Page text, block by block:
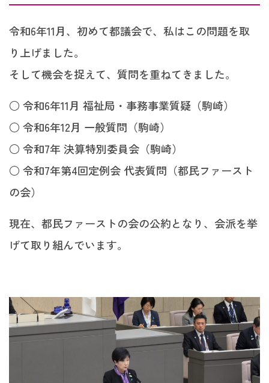
令和6年11月、初めて都議会で、私はこの問題を取
り上げました。
そして機会を捉えて、質問を重ねてきました。
○ 令和6年11月 福祉局・事務事業質疑（駒崎）
○ 令和6年12月 一般質問（駒崎）
○ 令和7年 決算特別委員会（駒崎）
○ 令和7年第4回定例会 代表質問（都民ファースト
の会）
現在、都民ファーストの会の公約となり、会派を挙
げて取り組んでいます。